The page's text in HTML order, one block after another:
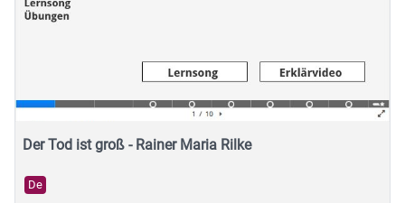
Der Tod ist groß - Rainer Maria Rilke
De